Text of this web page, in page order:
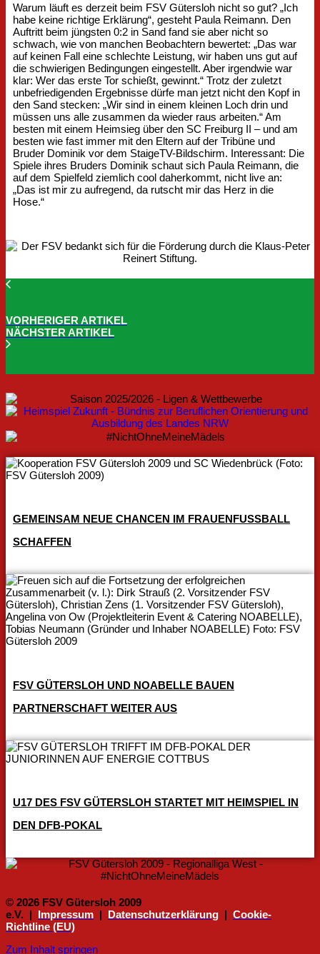
Warum läuft es derzeit beim FSV Gütersloh nicht so gut? „Ich
habe keine richtige Erklärung“, gesteht Paula Reimann. Den
Auftritt beim jüngsten 0:2 in Sand fand sie aber nicht so
schwach, wie von manchen Beobachtern bewertet: „Das war
auf keinen Fall eine schlechte Leistung, wir haben uns gut auf
die schwierigen Bedingungen eingestellt. Aber irgendwie war
klar: Wer das erste Tor schießt, gewinnt.“ Trotz der zuletzt
unbefriedigenden Ergebnisse dürfe man jetzt nicht den Kopf in
den Sand stecken: „Wir sind in einem kleinen Loch drin und
müssen uns alle zusammen da wieder raus arbeiten.“ Am
besten mit einem Heimsieg über den SC Freiburg II – und am
besten wie fast immer mit den Eltern auf der Tribüne und
Bruder Dominik vor dem StaigeTV-Bildschirm. Interessant: Die
Spiele ihres Bruders Dominik schaut sich Paula Reimann, die
auf dem Spielfeld ziemlich cool daherkommt, nicht live an:
„Das ist mir zu aufregend, da rutscht mir das Herz in die
Hose.“
VORHERIGER ARTIKEL
NÄCHSTER ARTIKEL
GEMEINSAM NEUE CHANCEN IM FRAUENFUSSBALL S
CHAFFEN
FSV GÜTERSLOH UND NOABELLE BAUEN
PARTNERSCHAFT WEITER AUS
U17 DES FSV GÜTERSLOH STARTET MIT HEIMSPIEL IN
DEN DFB-POKAL
© 2026 FSV Gütersloh 2009
e.V. | Impressum | Datenschutzerklärung | Cookie-
Richtline (EU)
Zum Inhalt springen